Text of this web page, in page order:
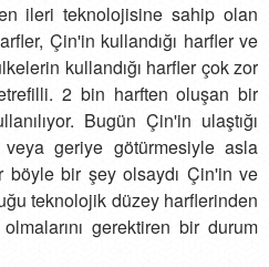
ileri teknolojisine sahip olan
Çin'in kullandığı harfler ve
kullandığı harfler çok zor
2 bin harften oluşan bir
Bugün Çin'in ulaştığı
geriye götürmesiyle asla
böyle bir şey olsaydı Çin'in ve
teknolojik düzey harflerinden
gerektiren bir durum